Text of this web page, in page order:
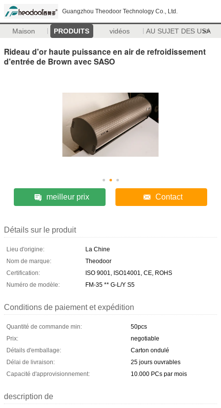
Guangzhou Theodoor Technology Co., Ltd.
Maison PRODUITS vidéos AU SUJET DES USA
>>
Rideau d'or haute puissance en air de refroidissement
d'entrée de Brown avec SASO
meilleur prix Contact
Détails sur le produit
Lieu d'origine:
La Chine
Nom de marque:
Theodoor
Certification:
ISO 9001, ISO14001, CE, ROHS
Numéro de modèle:
FM-35 ** G-L/Y S5
Conditions de paiement et expédition
Quantité de commande min:
50pcs
Prix:
negotiable
Détails d'emballage:
Carton ondulé
Délai de livraison:
25 jours ouvrables
Capacité d'approvisionnement:
10.000 PCs par mois
description de